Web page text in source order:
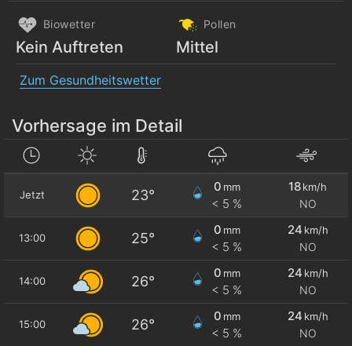
Biowetter
Kein Auftreten
Pollen
Mittel
Zum Gesundheitswetter
Vorhersage im Detail
Jetzt 23°
0 mm
< 5 %
18km/h
NO
13:00 25°
0 mm
< 5 %
24 km/h
NO
14:00 26°
0 mm
< 5 %
24 km/h
NO
15:00 26°
0 mm
< 5 %
24 km/h
NO